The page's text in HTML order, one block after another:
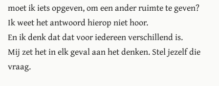
moet ik iets opgeven, om een ander ruimte te geven?
Ik weet het antwoord hierop niet hoor.
En ik denk dat dat voor iedereen verschillend is.
Mij zet het in elk geval aan het denken. Stel jezelf die
vraag.